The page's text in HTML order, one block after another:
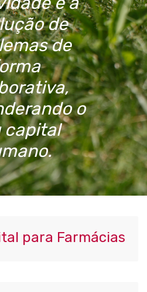
de
de
o
capital
para Farmácias